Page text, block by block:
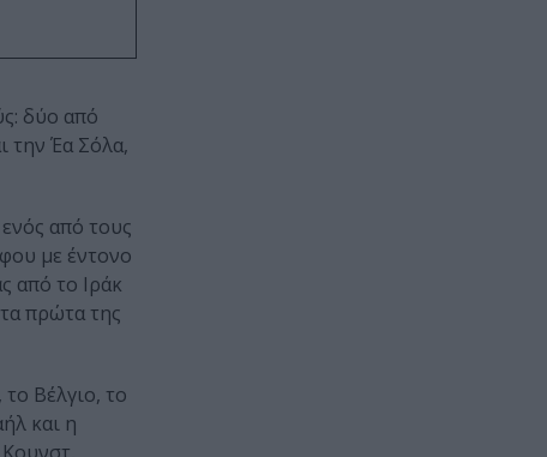
δύο από
την Έα Σόλα,
από τους
με έντονο
από το Ιράκ
πρώτα της
Βέλγιο, το
και η